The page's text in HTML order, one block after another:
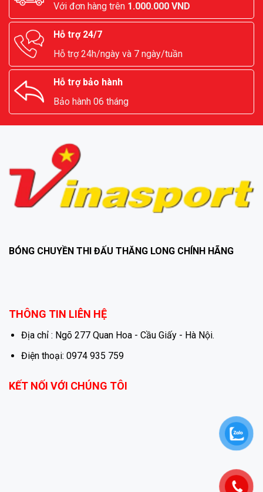
Với đơn hàng trên 1.000.000 VND
Hỗ trợ 24/7
Hỗ trợ 24h/ngày và 7 ngày/tuần
Hỗ trợ bảo hành
Bảo hành 06 tháng
BÓNG CHUYỀN THI ĐẤU THĂNG LONG CHÍNH HÃNG
THÔNG TIN LIÊN HỆ
Địa chỉ : Ngõ 277 Quan Hoa - Cầu Giấy - Hà Nội.
Điện thoại: 0974 935 759
KẾT NỐI VỚI CHÚNG TÔI